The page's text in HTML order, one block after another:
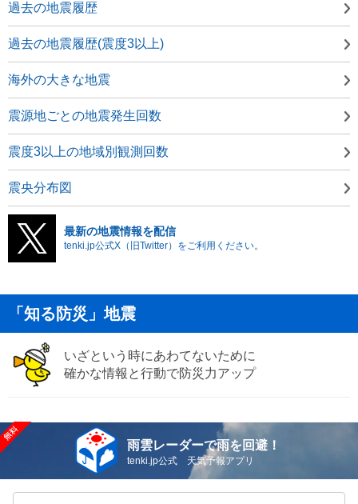
過去の地震履歴
過去の地震履歴(震度3以上)
海外の大きな地震
震源地ごとの地震発生回数
震度3以上の地域別観測回数
震央分布図
最新の地震情報を配信
tenki.jp公式X（旧Twitter）をご利用ください。
「知る防災」地震
いざという時にあわてないために
確かな情報と行動で防災力アップ
雨雲レーダーで雨を回避！
tenki.jp公式 天気予報アプリ